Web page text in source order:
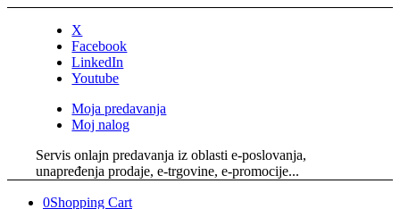
X
Facebook
LinkedIn
Youtube
Moja predavanja
Moj nalog
Servis onlajn predavanja iz oblasti e-poslovanja,
unapređenja prodaje, e-trgovine, e-promocije...
0Shopping Cart